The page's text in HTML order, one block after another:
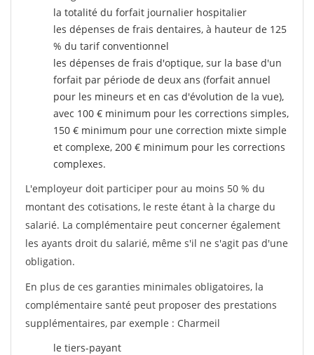
la totalité du forfait journalier hospitalier
les dépenses de frais dentaires, à hauteur de 125
% du tarif conventionnel
les dépenses de frais d'optique, sur la base d'un
forfait par période de deux ans (forfait annuel
pour les mineurs et en cas d'évolution de la vue),
avec 100 € minimum pour les corrections simples,
150 € minimum pour une correction mixte simple
et complexe, 200 € minimum pour les corrections
complexes.
L'employeur doit participer pour au moins 50 % du
montant des cotisations, le reste étant à la charge du
salarié. La complémentaire peut concerner également
les ayants droit du salarié, même s'il ne s'agit pas d'une
obligation.
En plus de ces garanties minimales obligatoires, la
complémentaire santé peut proposer des prestations
supplémentaires, par exemple : Charmeil
le tiers-payant